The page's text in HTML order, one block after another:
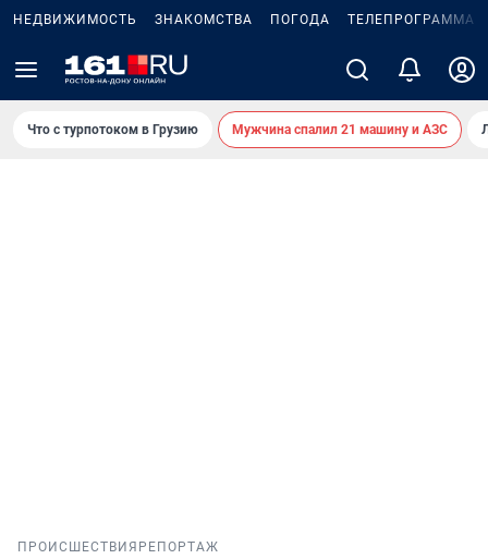
НЕДВИЖИМОСТЬ ЗНАКОМСТВА ПОГОДА ТЕЛЕПРОГРАММА
Что с турпотоком в Грузию Мужчина спалил 21 машину и АЗС
ПРОИСШЕСТВИЯ РЕПОРТАЖ